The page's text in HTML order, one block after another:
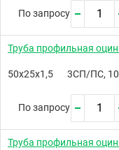
По запросу
Труба профильная
50х25х1,5 3СП/ПС,
По запросу
Труба профильная